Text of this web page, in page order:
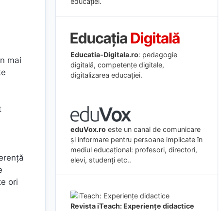
mai
ori
Educatia-Digitala.ro: pedagogie
digitală, competențe digitale,
digitalizarea educației.
eduVox.ro este un canal de comunicare
și informare pentru persoane implicate în
mediul educațional: profesori, directori,
elevi, studenți etc..
Revista iTeach: Experienţe didactice